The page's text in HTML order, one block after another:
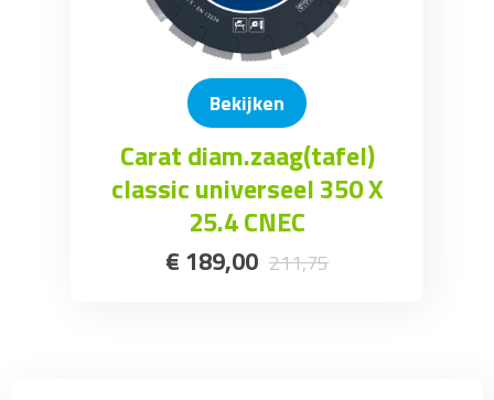
Bekijken
Carat diam.zaag(tafel)
classic universeel 350 X
25.4 CNEC
€ 189,00 211,75